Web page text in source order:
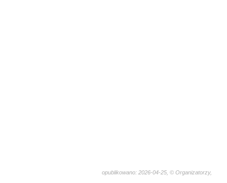
opublikowano: 2026-04-25, © Organizatorzy,